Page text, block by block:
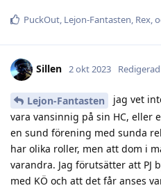
PuckOut, Lejon-Fantasten, Rex,
Sillen 2 okt 2023 Redigerad
Lejon-Fantasten
jag vet
vara vansinnig på sin HC, eller
en sund förening med sunda
har olika roller, men att dom i
varandra. Jag förutsätter att PJ
med KÖ och att det får anses